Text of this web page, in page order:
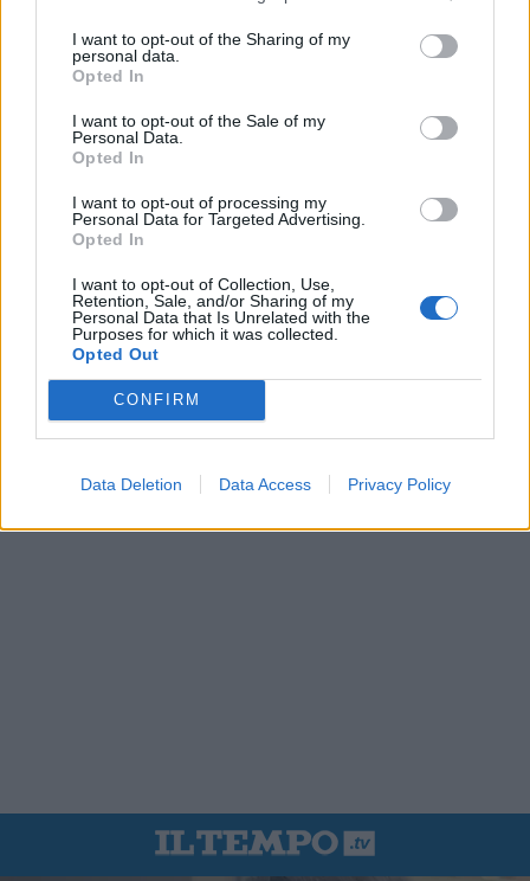
I want to opt-out of the Sharing of my
personal data.
Opted In
I want to opt-out of the Sale of my
Personal Data.
Opted In
I want to opt-out of processing my
Personal Data for Targeted Advertising.
Opted In
I want to opt-out of Collection, Use,
Retention, Sale, and/or Sharing of my
Personal Data that Is Unrelated with the
Purposes for which it was collected.
Opted Out
CONFIRM
Data Deletion Data Access Privacy Policy